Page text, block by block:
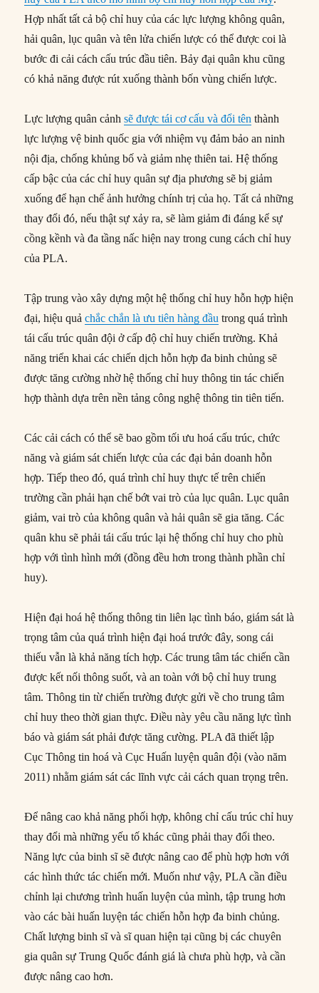
Hợp nhất tất cả bộ chỉ huy của các lực lượng không quân,
hải quân, lục quân và tên lửa chiến lược có thể được coi là
bước đi cải cách cấu trúc đầu tiên. Bảy đại quân khu cũng
có khả năng được rút xuống thành bốn vùng chiến lược.
Lực lượng quân cảnhsẽ được tái cơ cấu và đổi tên thành
lực lượng vệ binh quốc gia với nhiệm vụ đảm bảo an ninh
nội địa, chống khủng bố và giảm nhẹ thiên tai. Hệ thống
cấp bậc của các chỉ huy quân sự địa phương sẽ bị giảm
xuống để hạn chế ảnh hưởng chính trị của họ. Tất cả những
thay đổi đó, nếu thật sự xảy ra, sẽ làm giảm đi đáng kể sự
cồng kềnh và đa tầng nấc hiện nay trong cung cách chỉ huy
của PLA.
Tập trung vào xây dựng một hệ thống chỉ huy hỗn hợp hiện
đại, hiệu quảchắc chắn là ưu tiên hàng đầu trong quá trình
tái cấu trúc quân đội ở cấp độ chỉ huy chiến trường. Khả
năng triển khai các chiến dịch hỗn hợp đa binh chủng sẽ
được tăng cường nhờ hệ thống chỉ huy thông tin tác chiến
hợp thành dựa trên nền tảng công nghệ thông tin tiên tiến.
Các cải cách có thể sẽ bao gồm tối ưu hoá cấu trúc, chức
năng và giám sát chiến lược của các đại bản doanh hỗn
hợp. Tiếp theo đó, quá trình chỉ huy thực tế trên chiến
trường cần phải hạn chế bớt vai trò của lục quân. Lục quân
giảm, vai trò của không quân và hải quân sẽ gia tăng. Các
quân khu sẽ phải tái cấu trúc lại hệ thống chỉ huy cho phù
hợp với tình hình mới (đồng đều hơn trong thành phần chỉ
huy).
Hiện đại hoá hệ thống thông tin liên lạc tình báo, giám sát là
trọng tâm của quá trình hiện đại hoá trước đây, song cái
thiếu vẫn là khả năng tích hợp. Các trung tâm tác chiến cần
được kết nối thông suốt, và an toàn với bộ chỉ huy trung
tâm. Thông tin từ chiến trường được gửi về cho trung tâm
chỉ huy theo thời gian thực. Điều này yêu cầu năng lực tình
báo và giám sát phải được tăng cường. PLA đã thiết lập
Cục Thông tin hoá và Cục Huấn luyện quân đội (vào năm
2011) nhằm giám sát các lĩnh vực cải cách quan trọng trên.
Để nâng cao khả năng phối hợp, không chỉ cấu trúc chỉ huy
thay đổi mà những yếu tố khác cũng phải thay đổi theo.
Năng lực của binh sĩ sẽ được nâng cao để phù hợp hơn với
các hình thức tác chiến mới. Muốn như vậy, PLA cần điều
chỉnh lại chương trình huấn luyện của mình, tập trung hơn
vào các bài huấn luyện tác chiến hỗn hợp đa binh chủng.
Chất lượng binh sĩ và sĩ quan hiện tại cũng bị các chuyên
gia quân sự Trung Quốc đánh giá là chưa phù hợp, và cần
được nâng cao hơn.